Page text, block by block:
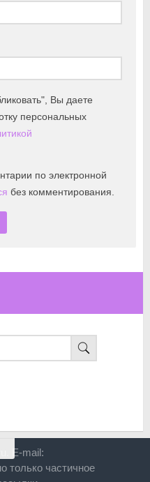
Вы даете
персональных
по электронной
без комментирования.
E-mail:
только частичное